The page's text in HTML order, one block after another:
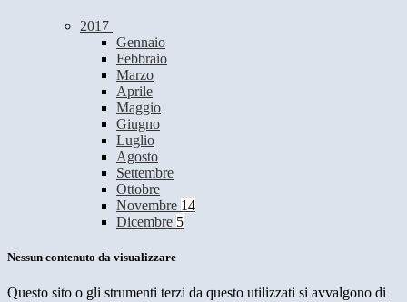
2017
Gennaio
Febbraio
Marzo
Aprile
Maggio
Giugno
Luglio
Agosto
Settembre
Ottobre
Novembre 14
Dicembre 5
Nessun contenuto da visualizzare
Questo sito o gli strumenti terzi da questo utilizzati si avvalgono di